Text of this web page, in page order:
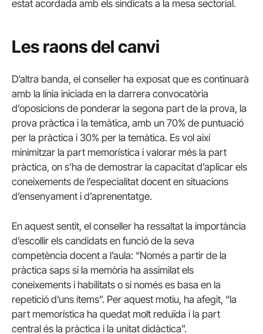
estat acordada amb els sindicats a la mesa sectorial.
Les raons del canvi
D’altra banda, el conseller ha exposat que es continuarà
amb la línia iniciada en la darrera convocatòria
d’oposicions de ponderar la segona part de la prova, la
prova pràctica i la temàtica, amb un 70% de puntuació
per la pràctica i 30% per la temàtica. Es vol així
minimitzar la part memorística i valorar més la part
pràctica, on s’ha de demostrar la capacitat d’aplicar els
coneixements de l’especialitat docent en situacions
d’ensenyament i d’aprenentatge.
En aquest sentit, el conseller ha ressaltat la importància
d’escollir els candidats en funció de la seva
competència docent a l’aula: “Només a partir de la
pràctica saps si la memòria ha assimilat els
coneixements i habilitats o si només es basa en la
repetició d’uns ítems”. Per aquest motiu, ha afegit, “la
part memorística ha quedat molt reduïda i la part
central és la pràctica i la unitat didàctica”.